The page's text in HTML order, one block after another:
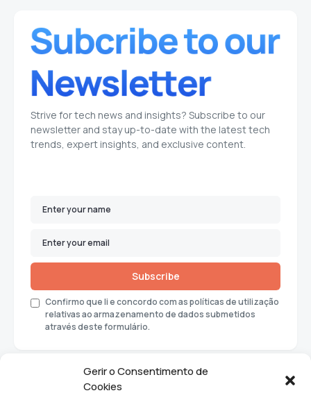
Gerir o Consentimento de
Cookies
Strive for tech news and insights? Subscribe to our
newsletter and stay up-to-date with the latest tech
trends, expert insights, and exclusive content.
Subscribe
Confirmo que li e concordo com as políticas de utilização
relativas ao armazenamento de dados submetidos
através deste formulário.